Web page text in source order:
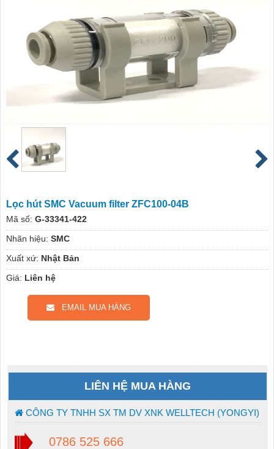
Lọc hút SMC Vacuum filter ZFC100-04B
Mã số: G-33341-422
Nhãn hiệu: SMC
Xuất xứ: Nhật Bản
Giá: Liên hệ
EMAIL MUA HÀNG
LIÊN HỆ MUA HÀNG
CÔNG TY TNHH SX TM DV XNK WELLTECH (YONGYI)
0786 525 666